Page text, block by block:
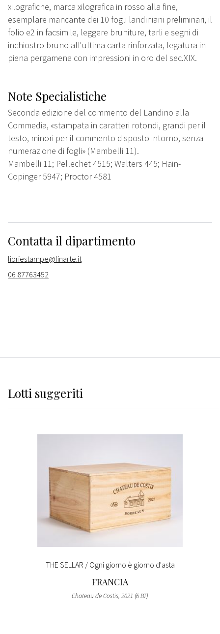
xilografiche, marca xilografica in rosso alla fine,
esemplare mancante dei 10 fogli landiniani preliminari, il
folio e2 in facsimile, leggere bruniture, tarli e segni di
inchiostro bruno all'ultima carta rinforzata, legatura in
piena pergamena con impressioni in oro del sec.XIX.
Note Specialistiche
Seconda edizione del commento del Landino alla
Commedia, «stampata in caratteri rotondi, grandi per il
testo, minori per il commento disposto intorno, senza
numerazione di fogli» (Mambelli 11).
Mambelli 11; Pellechet 4515; Walters 445; Hain-
Copinger 5947; Proctor 4581
Contatta il dipartimento
libriestampe@finarte.it
06 87763452
Lotti suggeriti
THE SELLAR / Ogni giorno è giorno d'asta
FRANCIA
Chateau de Costis, 2021 (6 BT)